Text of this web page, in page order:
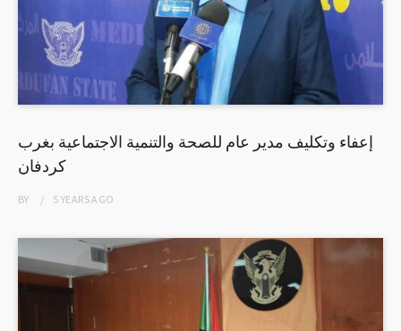
إعفاء وتكليف مدير عام للصحة والتنمية الاجتماعية بغرب
كردفان
BY 5 YEARSAGO